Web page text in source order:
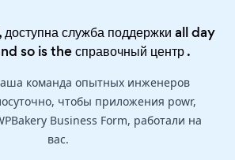
служба поддержки all day
so is theсправочный центр.
команда опытных инженеров
чтобы приложения powr,
Business Form, работали на
вас.